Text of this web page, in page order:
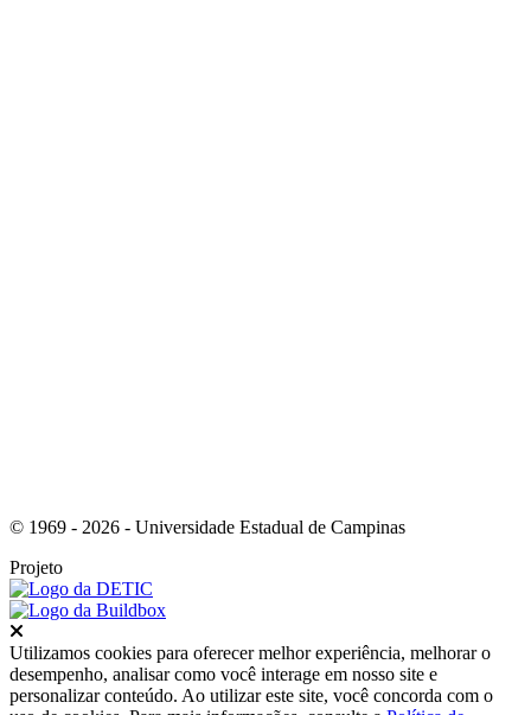
© 1969 - 2026 - Universidade Estadual de Campinas
Projeto
Utilizamos cookies para oferecer melhor experiência, melhorar o
desempenho, analisar como você interage em nosso site e
personalizar conteúdo. Ao utilizar este site, você concorda com o